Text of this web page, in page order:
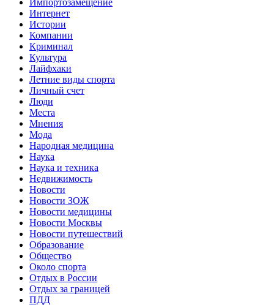
Импортозамещение
Интернет
Истории
Компании
Криминал
Культура
Лайфхаки
Летние виды спорта
Личный счет
Люди
Места
Мнения
Мода
Народная медицина
Наука
Наука и техника
Недвижимость
Новости
Новости ЗОЖ
Новости медицины
Новости Москвы
Новости путешествий
Образование
Общество
Около спорта
Отдых в России
Отдых за границей
ПДД